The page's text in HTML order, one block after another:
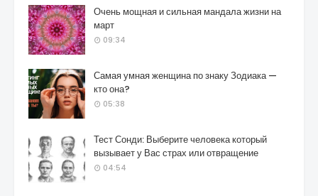
Очень мощная и сильная мандала жизни на
март
09:34
Самая умная женщина по знаку Зодиака —
кто она?
05:38
Тест Сонди: Выберите человека который
вызывает у Вас страх или отвращение
04:54